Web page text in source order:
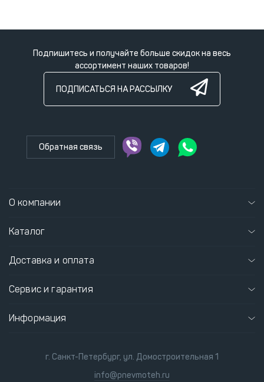
Подпишитесь и получайте больше скидок на весь
ассортимент наших товаров!
ПОДПИСАТЬСЯ НА РАССЫЛКУ
Обратная связь
О компании
Каталог
Доставка и оплата
Сервис и гарантия
Информация
г. Санкт-Петербург, ул. Домостроительная 1
info@pnevmoteh.ru